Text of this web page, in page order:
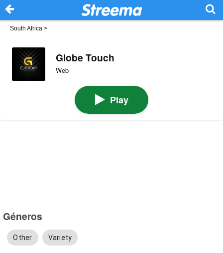
South Africa >
Globe Touch
Web
Play
Géneros
Other Variety